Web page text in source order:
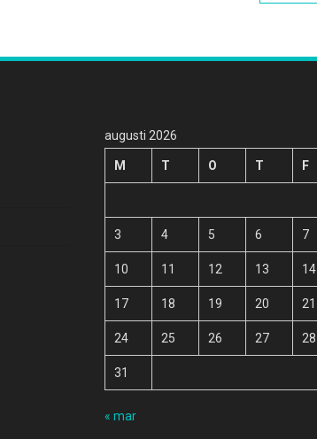
augusti 2026
M T O T F
3 4 5 6 7
10 11 12 13 14
17 18 19 20 21
24 25 26 27 28
31
« mar